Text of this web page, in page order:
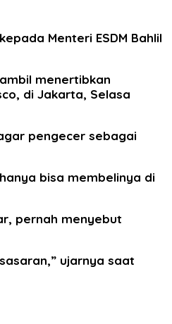
Menteri ESDM Bahlil
menertibkan
di Jakarta, Selasa
pengecer sebagai
bisa membelinya di
pernah menyebut
ujarnya saat